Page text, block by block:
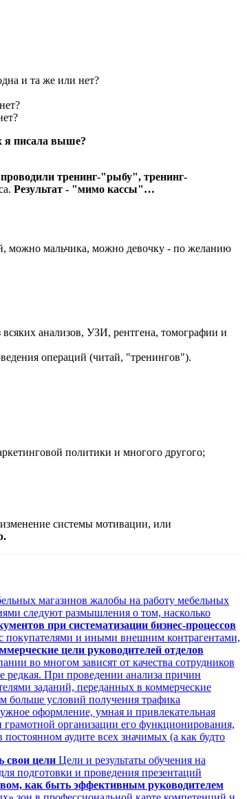
и та же или нет?
я писала выше?
тренинг-"рыбу", тренинг-
Результат - "мимо кассы"…
можно мальчика, можно девочку - по желанию
анализов, УЗИ, рентгена, томографии и
операций (читай, "тренингов").
политики и многого другого;
системы мотивации, или
магазинов жалобы на работу мебельных
следуют размышления о том, насколько
при систематизации бизнес-процессов
покупателями и иными внешним контрагентами,
цели руководителей отделов
во многом зависят от качества сотрудников
редкая. При проведении анализа причин
заданий, переданных в коммерческие
больше условий получения трафика
оформление, умная и привлекательная
организации его функционирования,
аудите всех значимых (а как будто
свои цели Цели и результаты обучения на
подготовки и проведения презентаций
как быть эффективным руководителем